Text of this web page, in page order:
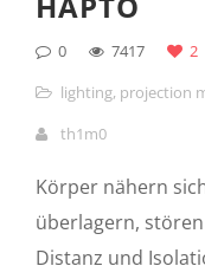
0 7417
2
lighting, projection
th1m0
Körper nähern
überlagern,
Distanz und